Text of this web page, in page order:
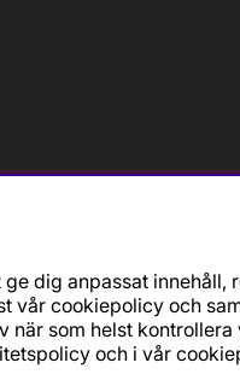
dig anpassat innehåll,
vår cookiepolicy och
som helst
och i vår